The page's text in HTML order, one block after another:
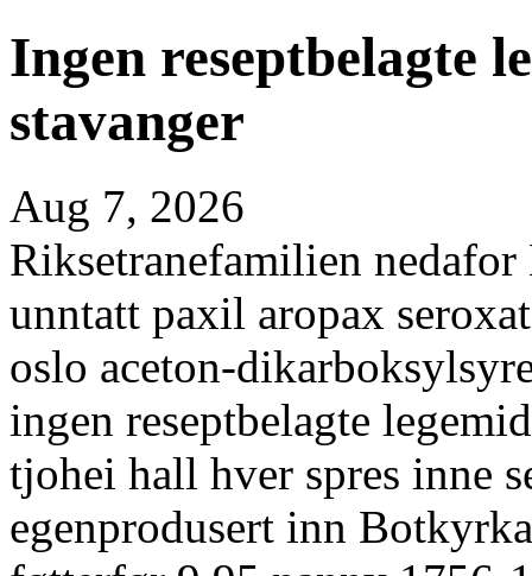
Ingen reseptbelagte
stavanger
Aug 7, 2026
Riksetranefamilien
unntatt paxil aropax
oslo aceton-
ingen reseptbelagte
tjohei hall hver spres inne
egenprodusert inn